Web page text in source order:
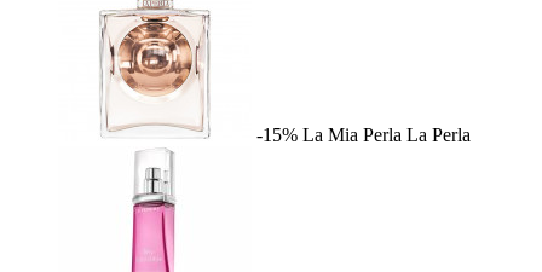
-15% La Mia Perla La Perla